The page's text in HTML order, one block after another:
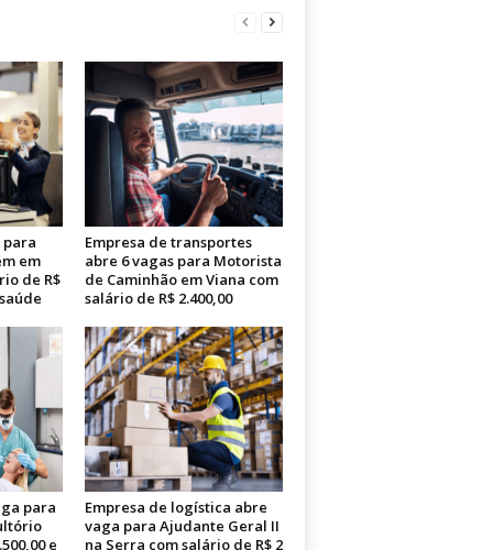
para
em
de R$
Empresa de transportes
abre 6 vagas para Motorista
de Caminhão em Viana com
salário de R$ 2.400,00
para
e
Empresa de logística abre
vaga para Ajudante Geral II
na Serra com salário de R$ 2